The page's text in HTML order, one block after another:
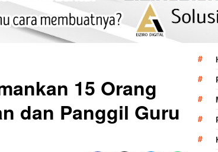
15 Orang
dan Panggil Guru